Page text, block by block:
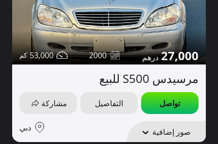
27,000
2000
53,000
مرسيدس S500 للبيع
تواصل التفاصيل مشاركة
صور إضافية دبي